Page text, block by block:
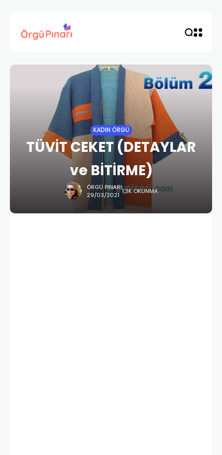
KADIN ÖRGÜ
TÜVİT CEKET (DETAYLAR
ve BİTİRME)
ÖRGÜ PINARI
29/03/2021 1,3K OKUNMA